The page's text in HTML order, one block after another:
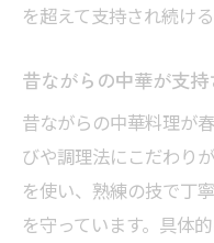
を超えて支持され続け
昔ながらの中華が支
昔ながらの中華料理が
びや調理法にこだわり
を使い、熟練の技で丁
を守っています。具体